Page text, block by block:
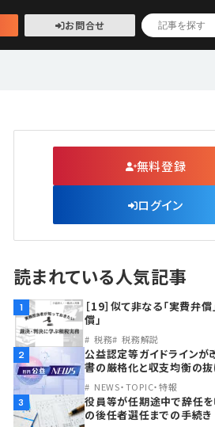
お問合せ
無料登録
ログイン
読まれている人気記事
1
［19］似て非なる「実費弁償
償」
税務 税務解説
2
公益認定等ガイドライン
書の厳格化と収支均衡の
NEWS・TOPIC・特報
3
役員等が任期途中で辞任
の後任者選任までの手続き